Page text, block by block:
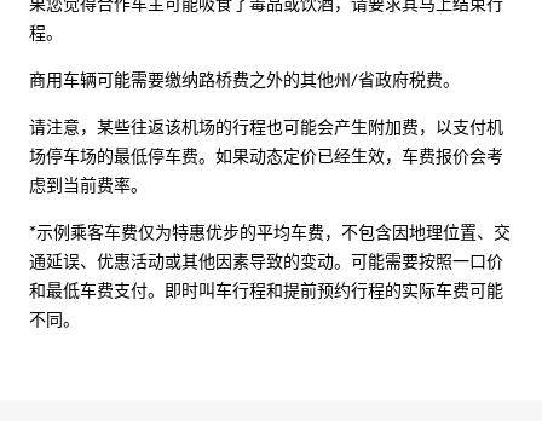
程。
商用车辆可能需要缴纳路桥费之外的其他州/省政府税费。
请注意，某些往返该机场的行程也可能会产生附加费，以支付机
场停车场的最低停车费。如果动态定价已经生效，车费报价会考
虑到当前费率。
*示例乘客车费仅为特惠优步的平均车费，不包含因地理位置、交
通延误、优惠活动或其他因素导致的变动。可能需要按照一口价
和最低车费支付。即时叫车行程和提前预约行程的实际车费可能
不同。